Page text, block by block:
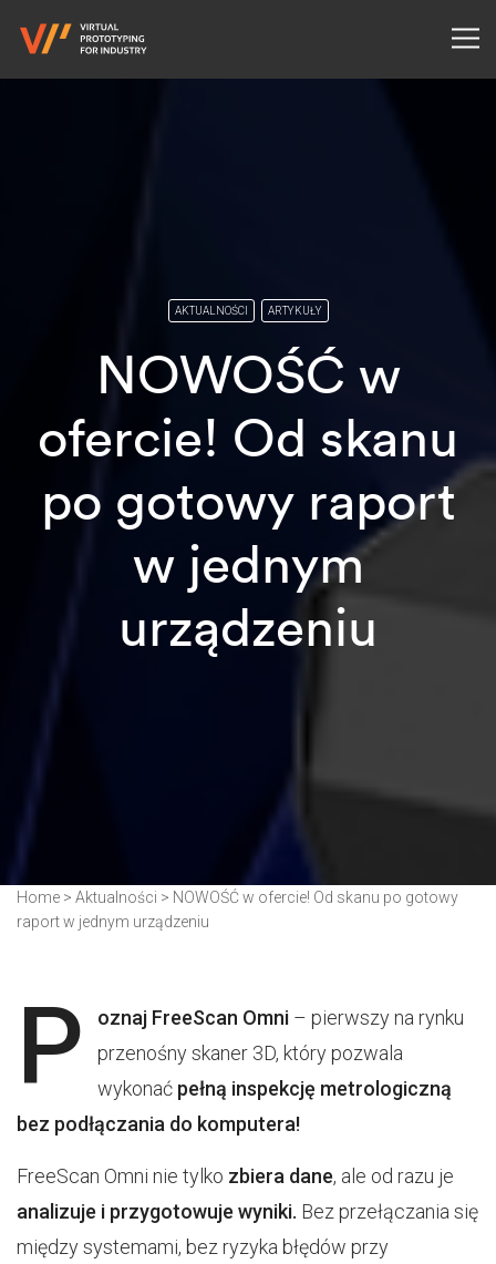
AKTUALNOŚCI ARTYKUŁY
NOWOŚĆ w
ofercie! Od skanu
po gotowy raport
w jednym
urządzeniu
Home > Aktualności > NOWOŚĆ w ofercie! Od skanu po gotowy
raport w jednym urządzeniu
P oznaj FreeScan Omni– pierwszy na rynku
przenośny skaner 3D, który pozwala
wykonać pełną inspekcję metrologiczną
bez podłączania do komputera!
FreeScan Omni nie tylko zbiera dane, ale od razu je
analizuje i przygotowuje wyniki. Bez przełączania się
między systemami, bez ryzyka błędów przy